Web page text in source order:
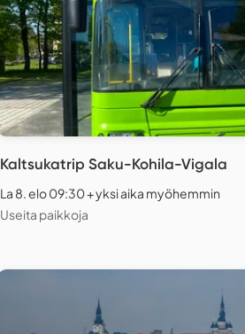
Kaltsukatrip Saku-Kohila-Vigala
La 8. elo 09:30 + yksi aika myöhemmin
Useita paikkoja